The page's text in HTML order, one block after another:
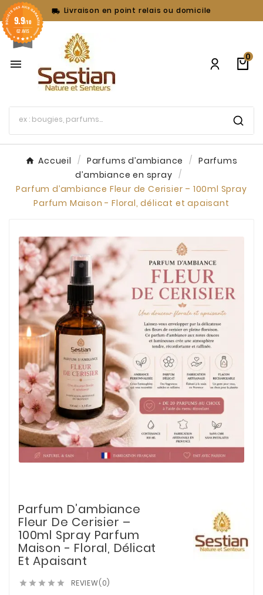
 Livraison en point relais ou domicile

0
Accueil Parfums d’ambiance
Parfums
d’ambiance en spray
Parfum d’ambiance Fleur de Cerisier – 100ml Spray
Parfum Maison - Floral, délicat et apaisant
Parfum D’ambiance
Fleur De Cerisier –
100ml Spray Parfum
Maison - Floral, Délicat
Et Apaisant
     REVIEW(0)
9.9/10
62 AVIS